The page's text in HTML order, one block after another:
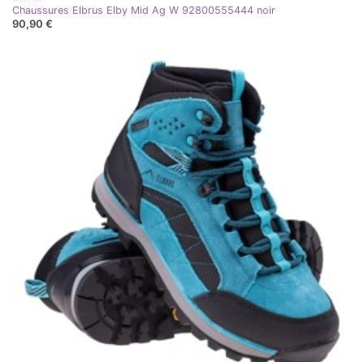
Chaussures Elbrus Elby Mid Ag W 92800555444 noir
90,90 €